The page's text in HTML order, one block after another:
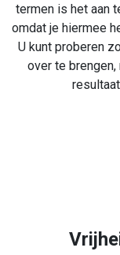
termen is het aan
omdat je hiermee
U kunt proberen
over te